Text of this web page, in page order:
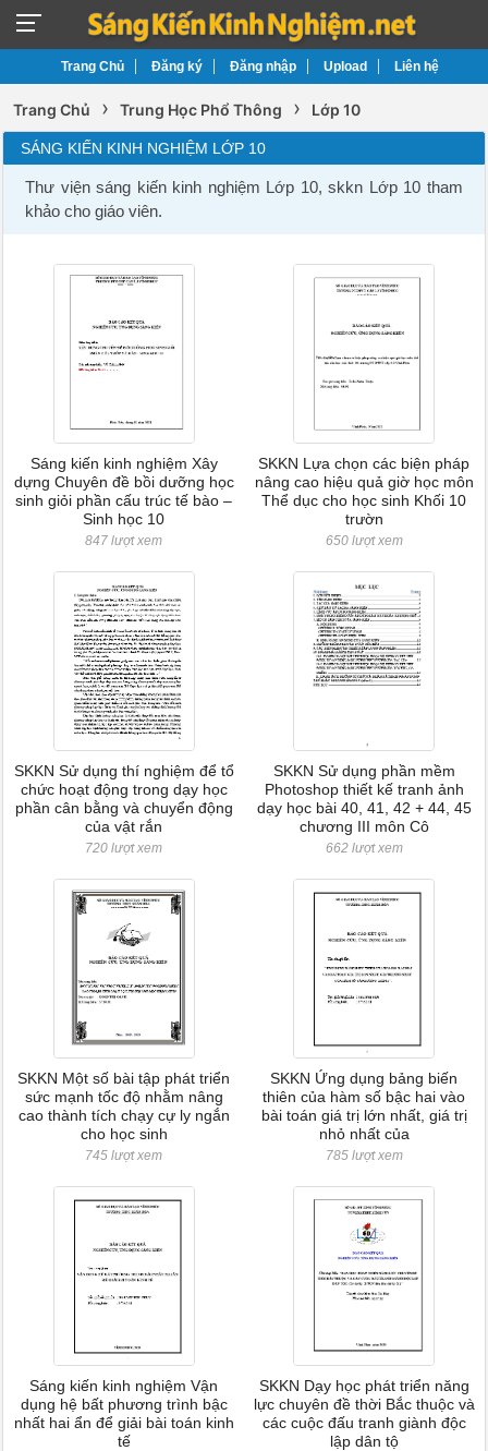
Trang Chủ Đăng ký Đăng nhập Upload Liên hệ
Trang Chủ › Trung Học Phổ Thông › Lớp 10
SÁNG KIẾN KINH NGHIỆM LỚP 10
Thư viện sáng kiến kinh nghiệm Lớp 10, skkn Lớp 10 tham
khảo cho giáo viên.
Sáng kiến kinh nghiệm Xây
dựng Chuyên đề bồi dưỡng học
sinh giỏi phần cấu trúc tế bào –
Sinh học 10
847 lượt xem
SKKN Lựa chọn các biện pháp
nâng cao hiệu quả giờ học môn
Thể dục cho học sinh Khối 10
trườn
650 lượt xem
SKKN Sử dụng thí nghiệm để tổ
chức hoạt động trong dạy học
phần cân bằng và chuyển động
của vật rắn
720 lượt xem
SKKN Sử dụng phần mềm
Photoshop thiết kế tranh ảnh
dạy học bài 40, 41, 42 + 44, 45
chương III môn Cô
662 lượt xem
SKKN Một số bài tập phát triển
sức mạnh tốc độ nhằm nâng
cao thành tích chạy cự ly ngắn
cho học sinh
745 lượt xem
SKKN Ứng dụng bảng biến
thiên của hàm số bậc hai vào
bài toán giá trị lớn nhất, giá trị
nhỏ nhất của
785 lượt xem
Sáng kiến kinh nghiệm Vận
dụng hệ bất phương trình bậc
nhất hai ẩn để giải bài toán kinh
tế
SKKN Dạy học phát triển năng
lực chuyên đề thời Bắc thuộc và
các cuộc đấu tranh giành độc
lập dân tộ